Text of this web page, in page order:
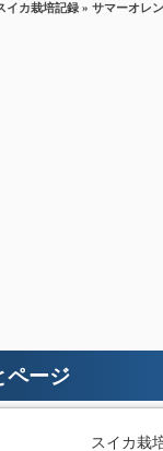
イカ栽培記録 » サマーオレ
ページ
スイカ栽